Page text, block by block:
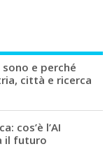
e perché
città e ricerca
cos’è l’AI
il futuro